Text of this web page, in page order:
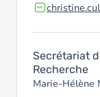
Secrétariat
Recherche
Marie-Hélène